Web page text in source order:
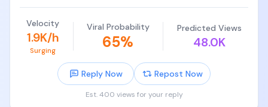
我的 Agent 会化身成各个投行的分析师，分别持有一
方观点。我仿照华尔街投行搭建了一套自己的 Agent
Team：
• 有的 Agent 蒸馏了我的思想
• 有的 Agent 蒸馏了我的专业知识
本面和估值，最后再汇总给 Agent Team Leader 进行
Velocity
1.9K/h
Surging
Viral Probability
65%
Predicted Views
48.0K
Reply Now Repost Now
Est. 400 views for your reply